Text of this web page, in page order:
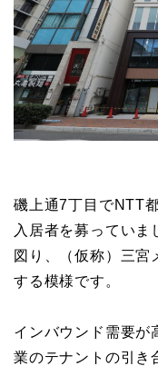
磯上通7丁目でNTT
入居者を募っていま
図り、（仮称）三宮
する模様です。
インバウンド需要が
業のテナントの引き